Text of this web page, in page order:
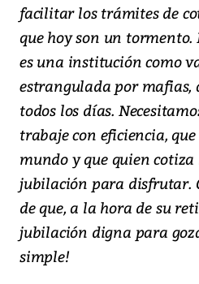
facilitar los trámites de
que hoy son un tormento.
es una institución como
estrangulada por mafias,
todos los días.
trabaje con eficiencia,
mundo y que quien
jubilación para disfrutar.
de que, a la hora de su
jubilación digna para
simple!